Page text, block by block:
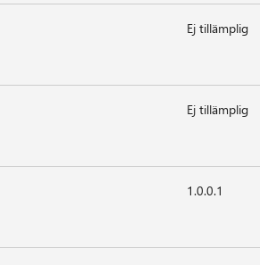
Ej tillämplig
Ej tillämplig
1.0.0.1